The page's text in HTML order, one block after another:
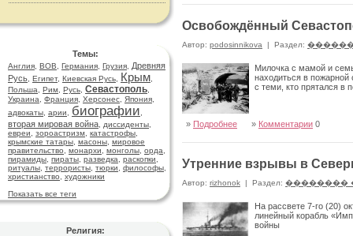
Темы:
Англия ВОВ Германия Грузия
Древняя
Русь Египет, Киевская Русь Крым
Польша
Рим Русь Севастополь
Украина
Франция Херсонес Япония
адвокаты арии биографии
вторая мировая война диссиденты
евреи
зороастризм катастрофы
крымские татары масоны мировое
правительство
монархи монголы орда
пирамиды пираты разведка раскопки
ритуалы террористы тюрки философы
христианство
художники
Показать все теги
Религия:
Освобождённый
Автор: podosinnikova | Раздел:
Милочка с мамой и
находиться в
с теми, кто прятался в
» Подробнее » Комментарии 0
Утренние взрывы в
Автор: rizhonok | Раздел: ��������
На рассвете 7-го (20)
линейный корабль
войны